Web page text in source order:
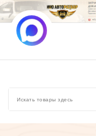
Перейти
к
содержимому